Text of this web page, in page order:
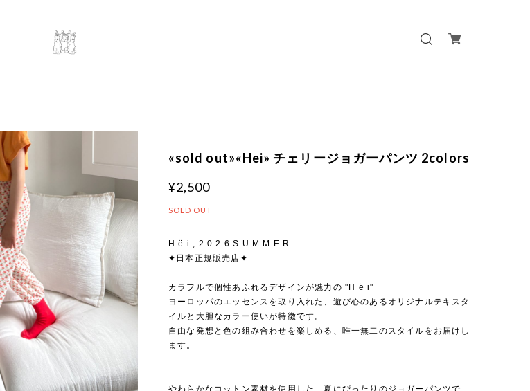
«sold out»«Hei» チェリージョガーパンツ 2colors
¥2,500
SOLD OUT
H ë i , 2 0 2 6 S U M M E R
✦日本正規販売店✦
カラフルで個性あふれるデザインが魅力の "H ë i"
ヨーロッパのエッセンスを取り入れた、遊び心のあるオリジナルテキスタ
イルと大胆なカラー使いが特徴です。
自由な発想と色の組み合わせを楽しめる、唯一無二のスタイルをお届けし
ます。